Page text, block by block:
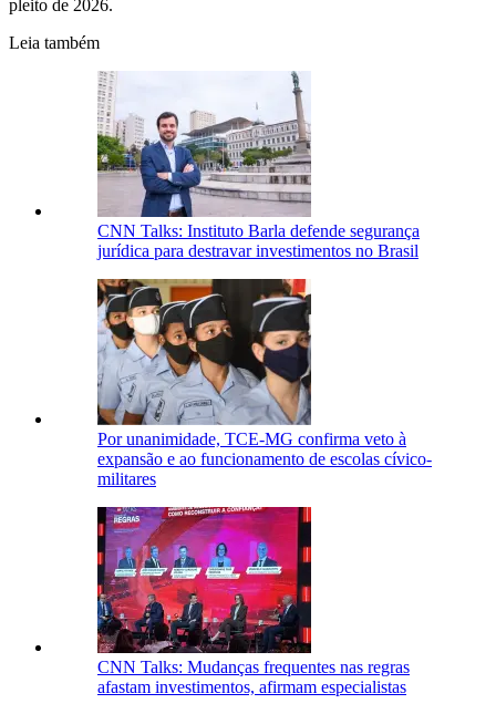
pleito de 2026.
Leia também
CNN Talks: Instituto Barla defende segurança
jurídica para destravar investimentos no Brasil
Por unanimidade, TCE-MG confirma veto à
expansão e ao funcionamento de escolas cívico-
militares
CNN Talks: Mudanças frequentes nas regras
afastam investimentos, afirmam especialistas